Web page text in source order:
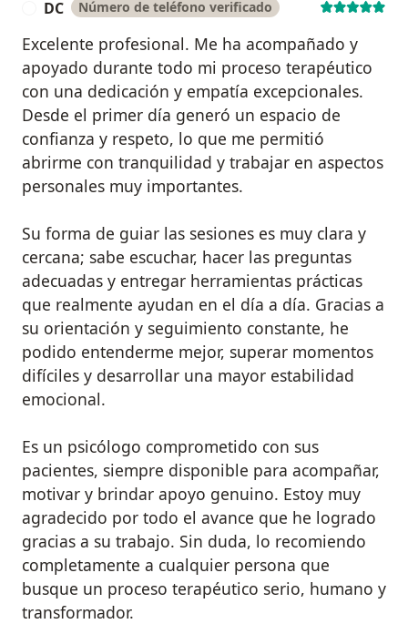
DC Número de teléfono verificado
Excelente profesional. Me ha acompañado y
apoyado durante todo mi proceso terapéutico
con una dedicación y empatía excepcionales.
Desde el primer día generó un espacio de
confianza y respeto, lo que me permitió
abrirme con tranquilidad y trabajar en aspectos
personales muy importantes.
Su forma de guiar las sesiones es muy clara y
cercana; sabe escuchar, hacer las preguntas
adecuadas y entregar herramientas prácticas
que realmente ayudan en el día a día. Gracias a
su orientación y seguimiento constante, he
podido entenderme mejor, superar momentos
difíciles y desarrollar una mayor estabilidad
emocional.
Es un psicólogo comprometido con sus
pacientes, siempre disponible para acompañar,
motivar y brindar apoyo genuino. Estoy muy
agradecido por todo el avance que he logrado
gracias a su trabajo. Sin duda, lo recomiendo
completamente a cualquier persona que
busque un proceso terapéutico serio, humano y
transformador.